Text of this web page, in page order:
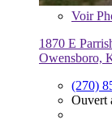
Voir
1870 E
Owensboro,
(270)
Ouvert